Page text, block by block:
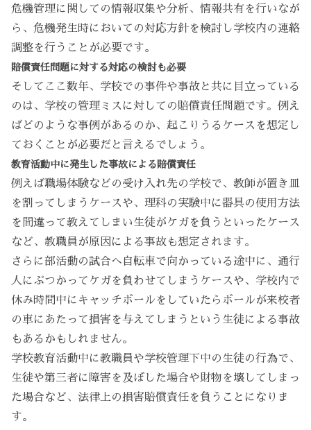
危機管理に関しての情報収集や分析、情報共有を行いなが
ら、危機発生時においての対応方針を検討し学校内の連絡
調整を行うことが必要です。
賠償責任問題に対する対応の検討も必要
そしてここ数年、学校での事件や事故と共に目立っている
のは、学校の管理ミスに対しての賠償責任問題です。例え
ばどのような事例があるのか、起こりうるケースを想定し
ておくことが必要だと言えるでしょう。
教育活動中に発生した事故による賠償責任
例えば職場体験などの受け入れ先の学校で、教師が置き皿
を割ってしまうケースや、理科の実験中に器具の使用方法
を間違って教えてしまい生徒がケガを負うといったケース
など、教職員が原因による事故も想定されます。
さらに部活動の試合へ自転車で向かっている途中に、通行
人にぶつかってケガを負わせてしまうケースや、学校内で
休み時間中にキャッチボールをしていたらボールが来校者
の車にあたって損害を与えてしまうという生徒による事故
もあるかもしれません。
学校教育活動中に教職員や学校管理下中の生徒の行為で、
生徒や第三者に障害を及ぼした場合や財物を壊してしまっ
た場合など、法律上の損害賠償責任を負うことになりま
す。